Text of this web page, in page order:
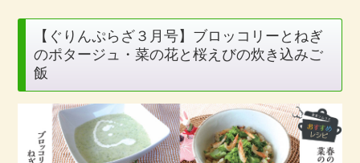
【ぐりんぷらざ３月号】ブロッコリーとねぎ
のポタージュ・菜の花と桜えびの炊き込みご
飯